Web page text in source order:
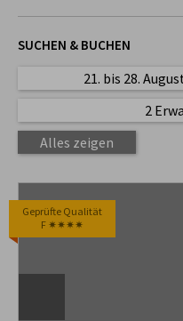
SUCHEN & BUCHEN
21. bis 28.
2
Alles zeigen
Geprüfte Qualität
F ✷✷✷✷